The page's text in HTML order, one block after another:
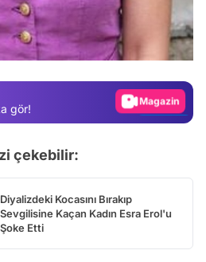
gör!
Test
Gündem
Video
çekebilir:
Diyalizdeki Kocasını Bırakıp
Sevgilisine Kaçan Kadın Esra Erol'u
Şoke Etti